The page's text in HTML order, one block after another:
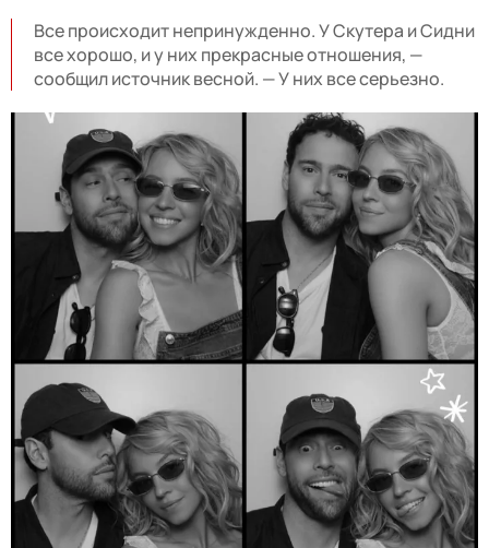
Все происходит непринужденно. У Скутера и Сидни
все хорошо, и у них прекрасные отношения, —
сообщил источник весной. — У них все серьезно.